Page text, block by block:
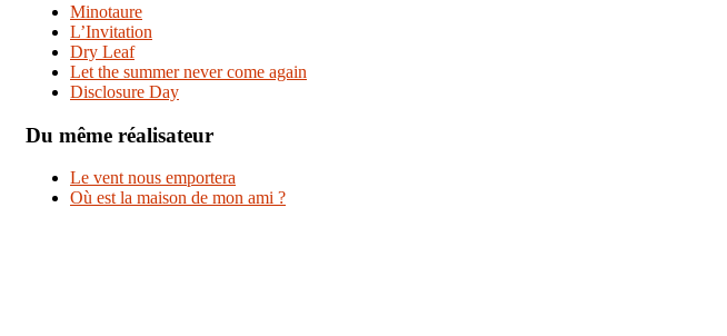
Minotaure
L’Invitation
Dry Leaf
Let the summer never come again
Disclosure Day
Du même réalisateur
Le vent nous emportera
Où est la maison de mon ami ?